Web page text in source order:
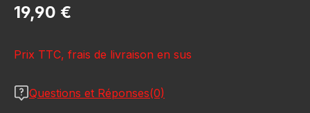
Prix régulier :
19,90 €
Prix TTC, frais de livraison en sus
Questions et Réponses(0)